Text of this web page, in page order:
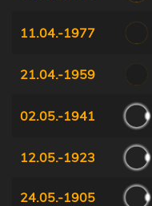
11.04.-1977
21.04.-1959
02.05.-1941
12.05.-1923
24.05.-1905